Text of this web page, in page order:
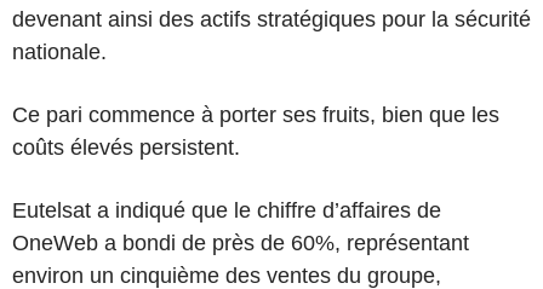
devenant ainsi des actifs stratégiques pour la sécurité
nationale.
Ce pari commence à porter ses fruits, bien que les
coûts élevés persistent.
Eutelsat a indiqué que le chiffre d’affaires de
OneWeb a bondi de près de 60%, représentant
environ un cinquième des ventes du groupe,